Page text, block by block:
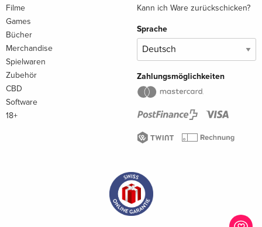
Filme
Games
Bücher
Merchandise
Spielwaren
Zubehör
CBD
Software
18+
Kann ich Ware zurückschicken?
Sprache
Zahlungsmöglichkeiten